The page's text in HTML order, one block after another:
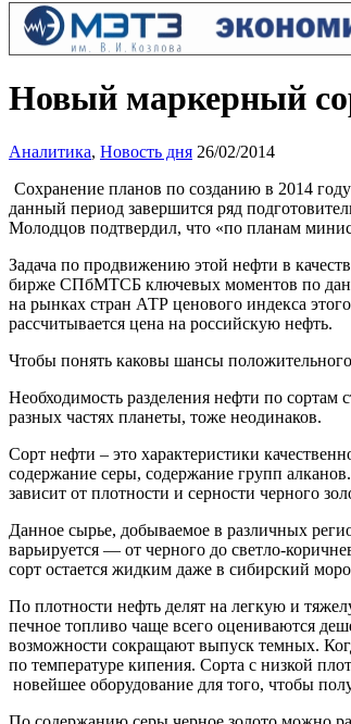
Новый маркерный
Аналитика, Новость дня 26/02/2014
Сохранение планов по созданию в 2014
данный период завершится ряд
Молодцов подтвердил, что «по планам
Задача по продвижению этой нефти в
бирже СПбМТСБ ключевых моментов по
на рынках стран АТР ценового индекса
рассчитывается цена на российскую нефть.
Чтобы понять каковы шансы
Необходимость разделения нефти по сортам
разных частях планеты, тоже неодинаков.
Сорт нефти – это характеристики
содержание серы, содержание групп
зависит от плотности и серности черного
Данное сырье, добываемое в различных
варьируется — от черного до светло-
сорт остается жидким даже в сибирский
По плотности нефть делят на легкую и
печное топливо чаще всего оцениваются
возможности сокращают выпуск темных.
по температуре кипения. Сорта с низкой
новейшее оборудование для того, чтобы